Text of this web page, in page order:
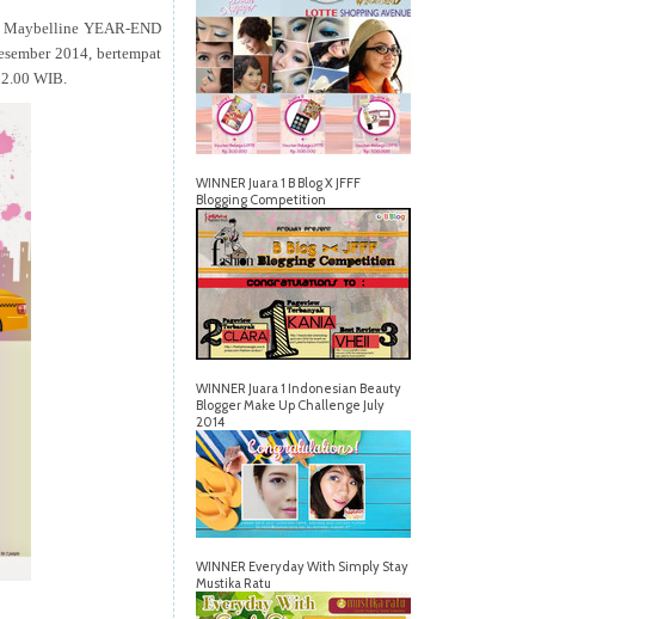
Maybelline YEAR-END
2014, bertempat
WIB.
WINNER Juara 1 B Blog X JFFF
Blogging Competition
WINNER Juara 1 Indonesian Beauty
Blogger Make Up Challenge July
2014
WINNER Everyday With Simply Stay
Mustika Ratu